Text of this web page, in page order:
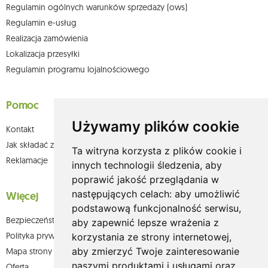
Używamy plików cookie
Ta witryna korzysta z plików cookie i
innych technologii śledzenia, aby
poprawić jakość przeglądania w
następujących celach: aby umożliwić
podstawową funkcjonalność serwisu,
aby zapewnić lepsze wrażenia z
korzystania ze strony internetowej,
aby zmierzyć Twoje zainteresowanie
naszymi produktami i usługami oraz
Regulamin ogólnych warunków sprzedaży (ows)
Regulamin e-usług
Realizacja zamówienia
Lokalizacja przesyłki
Regulamin programu lojalnościowego
Pomoc
Kontakt
Jak składać zamówienia w sklepie olium.pl?
Reklamacje
Więcej
Bezpieczeństwo płatności
Polityka prywatności
Mapa strony